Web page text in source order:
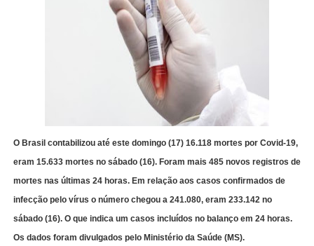
O Brasil contabilizou até este domingo (17) 16.118 mortes por Covid-19,
eram 15.633 mortes no sábado (16). Foram mais 485 novos registros de
mortes nas últimas 24 horas. Em relação aos casos confirmados de
infecção pelo vírus o número chegou a 241.080, eram 233.142 no
sábado (16). O que indica um casos incluídos no balanço em 24 horas.
Os dados foram divulgados pelo Ministério da Saúde (MS).